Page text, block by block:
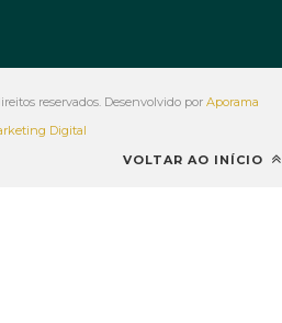
reservados. Desenvolvido por Aporama
Digital
VOLTAR AO INÍCIO